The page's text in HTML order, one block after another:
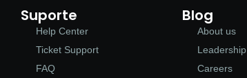
Suporte
Help Center
Ticket Support
FAQ
Blog
About us
Leadership
Careers